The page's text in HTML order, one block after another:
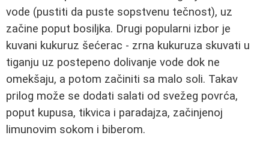
vode (pustiti da puste sopstvenu tečnost), uz
začine poput bosiljka. Drugi popularni izbor je
kuvani kukuruz šećerac - zrna kukuruza skuvati u
tiganju uz postepeno dolivanje vode dok ne
omekšaju, a potom začiniti sa malo soli. Takav
prilog može se dodati salati od svežeg povrća,
poput kupusa, tikvica i paradajza, začinjenoj
limunovim sokom i biberom.